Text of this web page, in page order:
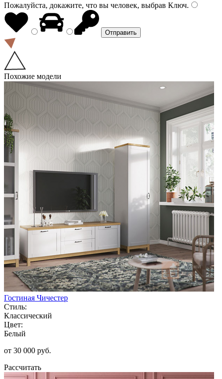
Пожалуйста, докажите, что вы человек, выбрав Ключ.
Похожие модели
Гостиная Чичестер
Стиль:
Классический
Цвет:
Белый
от 30 000 руб.
Рассчитать